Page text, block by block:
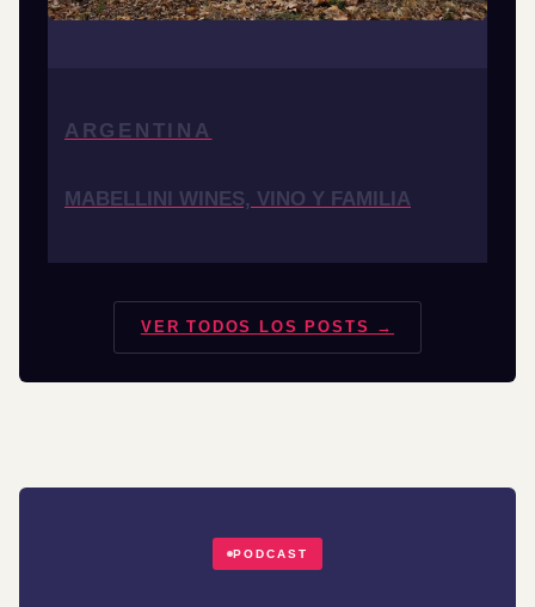
ARGENTINA
MABELLINI WINES, VINO Y FAMILIA
VER TODOS LOS POSTS →
PODCAST